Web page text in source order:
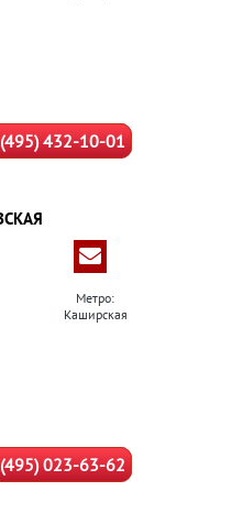
432-10-01
Метро:
Каширская
023-63-62